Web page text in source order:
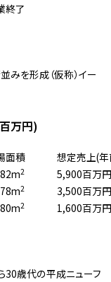
終了
を形成（仮称）イー
万円)
面積
想定売上(
2
5,900百万円
2
3,500百万円
2 1,600百万円
30歳代の平成ニューフ